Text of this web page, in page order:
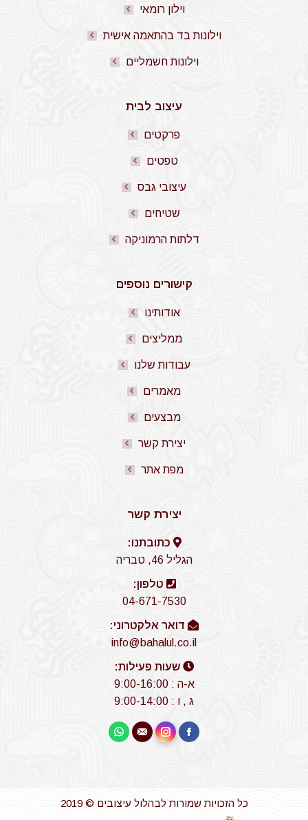
וילון רומאי
וילונות בד בהתאמה אישית
וילונות חשמליים
עיצוב לבית
פרקטים
טפטים
עיצובי גבס
שטיחים
דלתות הרמוניקה
קישורים נוספים
אודותינו
ממליצים
עבודות שלנו
מאמרים
מבצעים
יצירת קשר
מפת אתר
יצירת קשר
כתובתנו:
הגליל 46, טבריה
טלפון:
04-671-7530
דואר אלקטרוני:
info@bahalul.co.il
שעות פעילות:
א-ה : 9:00-16:00
ג , ו : 9:00-14:00
Facebook
Instagram
Mail
Whatsapp
כל הזכויות שמורות לבהלול עיצובים © 2019